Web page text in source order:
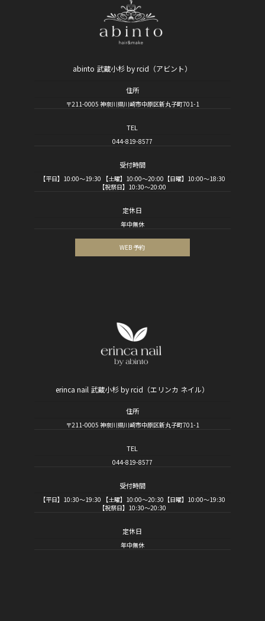
abinto 武蔵小杉 by rcid（アビント）
住所
〒211-0005 神奈川県川崎市中原区新丸子町701-1
TEL
044-819-8577
受付時間
【平日】10:00～19:30 【土曜】10:00～20:00【日曜】10:00～18:30
【祝祭日】10:30～20:00
定休日
年中無休
WEB 予約
erinca nail 武蔵小杉 by rcid（エリンカ ネイル）
住所
〒211-0005 神奈川県川崎市中原区新丸子町701-1
TEL
044-819-8577
受付時間
【平日】10:30～19:30 【土曜】10:00～20:30【日曜】10:00～19:30
【祝祭日】10:30～20:30
定休日
年中無休